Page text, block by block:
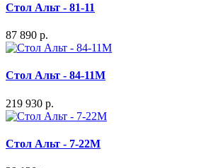
Стол Альт - 81-11
87 890 р.
Стол Альт - 84-11M
219 930 р.
Стол Альт - 7-22M